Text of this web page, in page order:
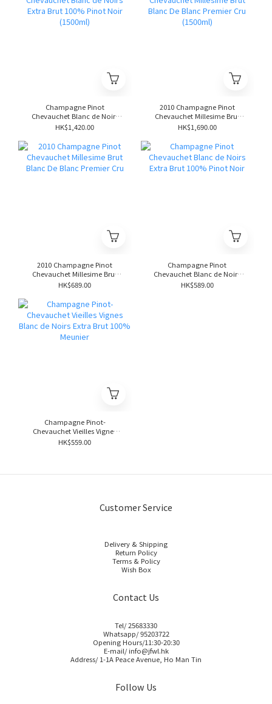
Champagne Pinot
Chevauchet Blanc de Noirs
Extra Brut 100% Pinot Noir
(1500ml)
HK$1,420.00
2010 Champagne Pinot
Chevauchet Millesime Brut
Blanc De Blanc Premier Cru
(1500ml)
HK$1,690.00
2010 Champagne Pinot
Chevauchet Millesime Brut
Blanc De Blanc Premier Cru
HK$689.00
Champagne Pinot
Chevauchet Blanc de Noirs
Extra Brut 100% Pinot Noir
HK$589.00
Champagne Pinot-
Chevauchet Vieilles Vignes
Blanc de Noirs Extra Brut
HK$559.00
Customer Service
Delivery & Shipping
Return Policy
Terms & Policy
Wish Box
Contact Us
Tel/ 25683330
Whatsapp/ 95203722
Opening Hours/11:30-20:30
E-mail/ info@jfwl.hk
Address/ 1-1A Peace Avenue, Ho Man Tin
Follow Us